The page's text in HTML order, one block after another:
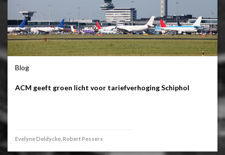
Blog
ACM geeft groen licht voor tariefverhoging Schiphol
Evelyne Deldycke, Robert Pessers